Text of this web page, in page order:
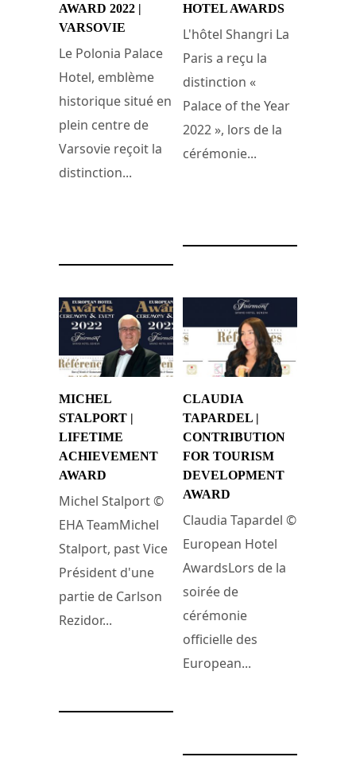
AWARD 2022 |
VARSOVIE
Le Polonia Palace
Hotel, emblème
historique situé en
plein centre de
Varsovie reçoit la
distinction...
HOTEL AWARDS
L'hôtel Shangri La
Paris a reçu la
distinction «
Palace of the Year
2022 », lors de la
cérémonie...
MICHEL
STALPORT |
LIFETIME
ACHIEVEMENT
AWARD
Michel Stalport ©
EHA TeamMichel
Stalport, past Vice
Président d'une
partie de Carlson
Rezidor...
CLAUDIA
TAPARDEL |
CONTRIBUTION
FOR TOURISM
DEVELOPMENT
AWARD
Claudia Tapardel ©
European Hotel
AwardsLors de la
soirée de
cérémonie
officielle des
European...